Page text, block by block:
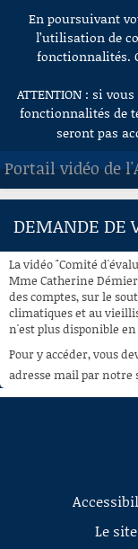
Aller au contenu
En poursuivant
l’utilisation de
fonctionnalités.
ATTENTION : si
fonctionnalités de
seront pas
Portail vidéo de
ACCUEIL
À LA DEMANDE
RECHERCHE
AIDE À LA DÉCOUPE
DE VIDÉOS
DEMANDE DE
La vidéo "Comité
Mme Catherine
des comptes, sur le
climatiques et au
n'est plus disponible
Pour y accéder, vous
adresse mail par notre
Le